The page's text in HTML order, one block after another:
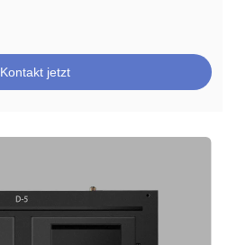
Kontakt jetzt